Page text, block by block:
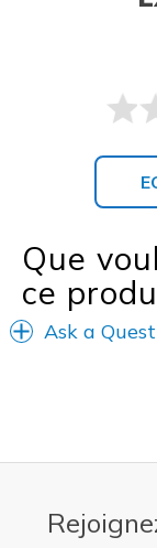
Que
ce
Ask a